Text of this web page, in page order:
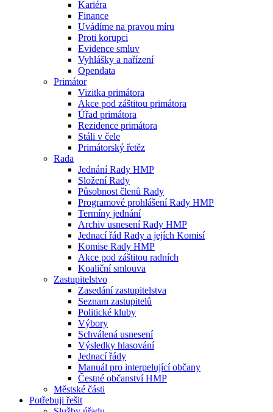
Kariéra
Finance
Uvádíme na pravou míru
Proti korupci
Evidence smluv
Vyhlášky a nařízení
Opendata
Primátor
Vizitka primátora
Akce pod záštitou primátora
Úřad primátora
Rezidence primátora
Stáli v čele
Primátorský řetěz
Rada
Jednání Rady HMP
Složení Rady
Působnost členů Rady
Programové prohlášení Rady HMP
Termíny jednání
Archiv usnesení Rady HMP
Jednací řád Rady a jejích Komisí
Komise Rady HMP
Akce pod záštitou radních
Koaliční smlouva
Zastupitelstvo
Zasedání zastupitelstva
Seznam zastupitelů
Politické kluby
Výbory
Schválená usnesení
Výsledky hlasování
Jednací řády
Manuál pro interpelující občany
Čestné občanství HMP
Městské části
Potřebuji řešit